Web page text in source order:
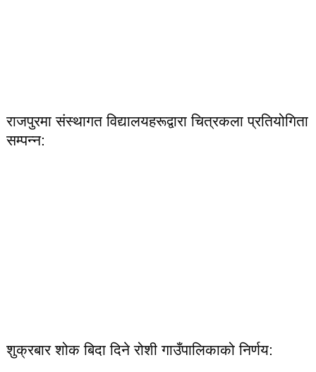
राजपुरमा संस्थागत विद्यालयहरूद्वारा चित्रकला प्रतियोगिता
सम्पन्न:
शुक्रबार शोक बिदा दिने रोशी गाउँपालिकाको निर्णय: